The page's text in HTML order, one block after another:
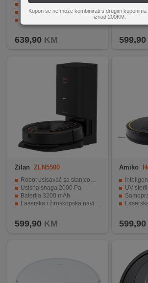
Kupon se ne može kombinirati s drugim
iznad 200KM.
Tri razine podesivog protoka vode
PreciSense LiDAR navigacija s 360° skeniranjem
RockDock Plus stanica za automatsko pražnjenje prašine
Fleksibilno upravljanje putem mobilne aplikacije
639,90 KM
Motorizirana
Baterija
Vrijeme
Kapacitet
599,90
Zilan ZLN5500
Robot usisavač sa stanicom za pražnjenje
Usisna snaga 2000 Pa
Baterija 3200 mAh
Laserska i žiroskopska navigacija
599,90 KM
Amiko
UV-
Laserska
599,90